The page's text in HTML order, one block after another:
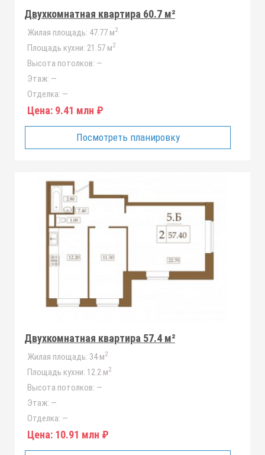
Двухкомнатная квартира 60.7 м²
Жилая площадь: 47.77 м2
Площадь кухни: 21.57 м2
Высота потолков: —
Этаж: —
Отделка: —
Цена: 9.41 млн ₽
Посмотреть планировку
Двухкомнатная квартира 57.4 м²
Жилая площадь: 34 м2
Площадь кухни: 12.2 м2
Высота потолков: —
Этаж: —
Отделка: —
Цена: 10.91 млн ₽